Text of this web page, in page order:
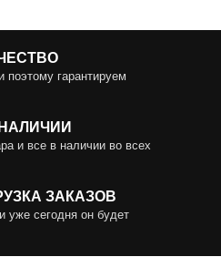
поэтому гарантируем
и все в наличии во всех
ЗАКАЗОВ
уже сегодня он будет